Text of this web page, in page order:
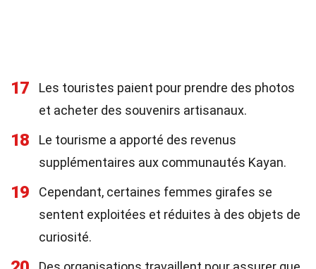
17
Les touristes paient pour prendre des photos
et acheter des souvenirs artisanaux.
18
Le tourisme a apporté des revenus
supplémentaires aux communautés Kayan.
19
Cependant, certaines femmes girafes se
sentent exploitées et réduites à des objets de
curiosité.